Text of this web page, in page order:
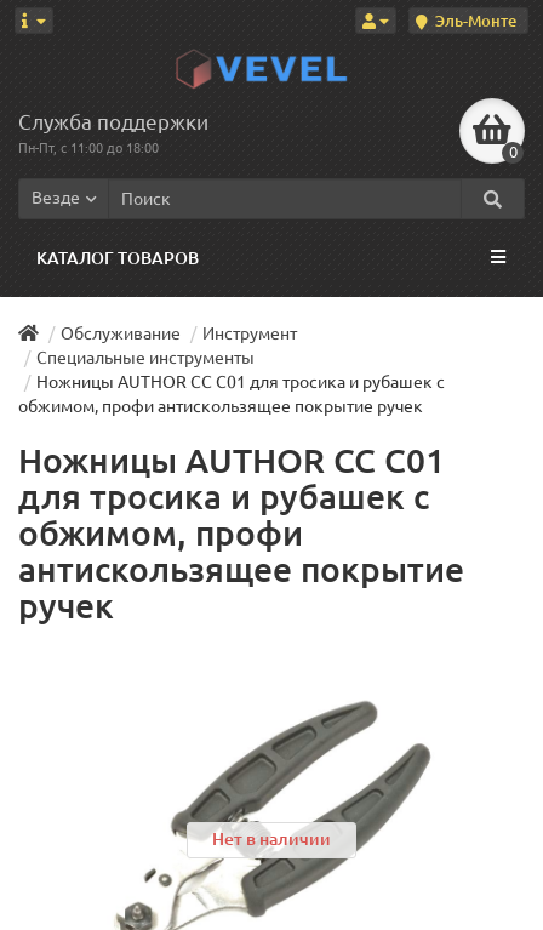
Эль-Монте
Служба поддержки
Пн-Пт, с 11:00 до 18:00 0
Везде
КАТАЛОГ ТОВАРОВ
Обслуживание
Инструмент
Специальные инструменты
Ножницы AUTHOR CC C01 для тросика и рубашек с
обжимом, профи антискользящее покрытие ручек
Ножницы AUTHOR CC C01
для тросика и рубашек с
обжимом, профи
антискользящее покрытие
ручек
Нет в наличии